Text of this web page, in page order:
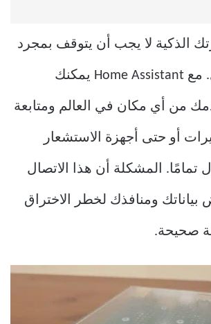
الذكية لا يجب أن يتوقف بمجرد
مغادرتك المنزل. مع Home Assistant يمكنك
من أي مكان في العالم ومتابعة
أو حتى أجهزة الاستشعار
تمامًا. المشكلة أن هذا الاتصال
ومنافذك لخطر الاختراق
صحيحة.